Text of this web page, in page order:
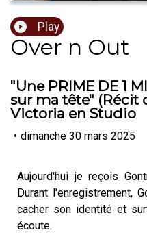
Play
Over n Out
"Une PRIME DE 1
sur ma tête" (Récit
Victoria en Studio
• dimanche 30 mars 2025
Aujourd'hui je reçois
Durant l'enregistrement,
cacher son identité et
écoute.